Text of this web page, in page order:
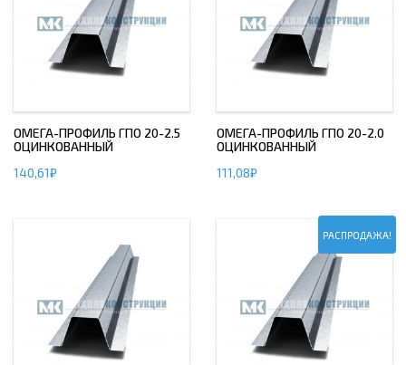
ОМЕГА-ПРОФИЛЬ ГПО 20-2.5
ОЦИНКОВАННЫЙ
140,61₽
ОМЕГА-ПРОФИЛЬ ГПО 20-2.0
ОЦИНКОВАННЫЙ
111,08₽
РАСПРОДАЖА!